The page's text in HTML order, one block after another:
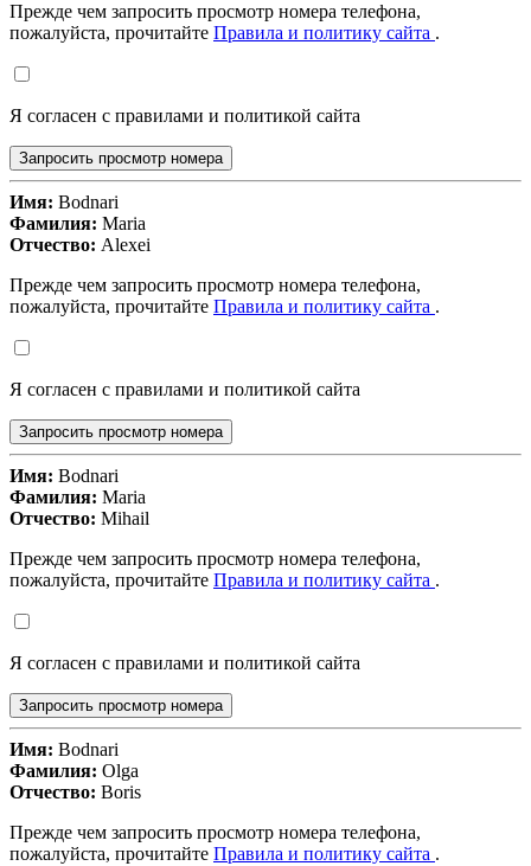
Прежде чем запросить просмотр номера телефона,
пожалуйста, прочитайте Правила и политику сайта .
Я согласен с правилами и политикой сайта
Запросить просмотр номера
Имя: Bodnari
Фамилия: Maria
Отчество: Alexei
Прежде чем запросить просмотр номера телефона,
пожалуйста, прочитайте Правила и политику сайта .
Я согласен с правилами и политикой сайта
Запросить просмотр номера
Имя: Bodnari
Фамилия: Maria
Отчество: Mihail
Прежде чем запросить просмотр номера телефона,
пожалуйста, прочитайте Правила и политику сайта .
Я согласен с правилами и политикой сайта
Запросить просмотр номера
Имя: Bodnari
Фамилия: Olga
Отчество: Boris
Прежде чем запросить просмотр номера телефона,
пожалуйста, прочитайте Правила и политику сайта .